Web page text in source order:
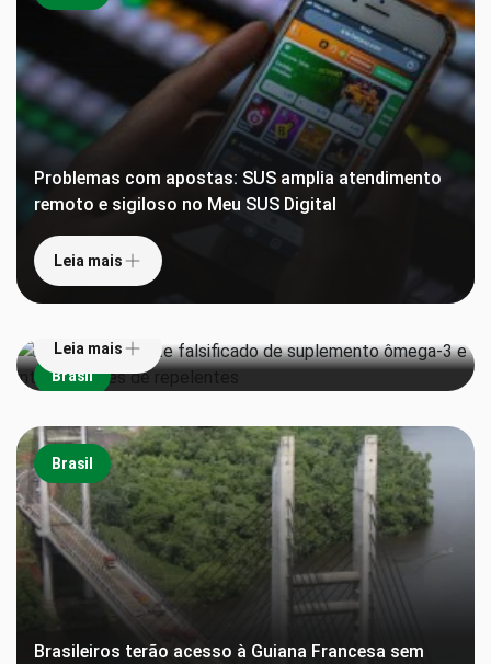
Problemas com apostas: SUS amplia atendimento
remoto e sigiloso no Meu SUS Digital
Leia mais
Brasil
Anvisa proíbe lote falsificado de suplemento
ômega-3 e interdita lotes de repelentes
Leia mais
Brasil
Brasileiros terão acesso à Guiana Francesa sem